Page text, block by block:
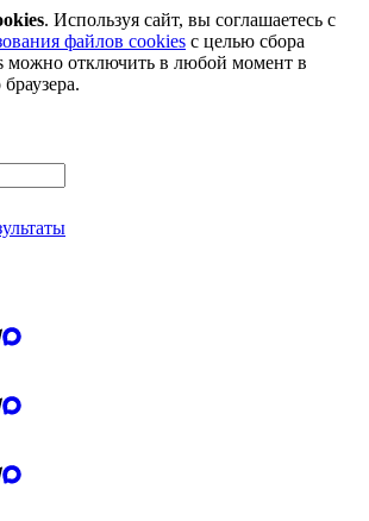
. Используя сайт, вы соглашаетесь с
файлов cookies с целью сбора
можно отключить в любой момент в